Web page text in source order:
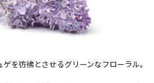
を彷彿とさせるグリーンなフローラル。